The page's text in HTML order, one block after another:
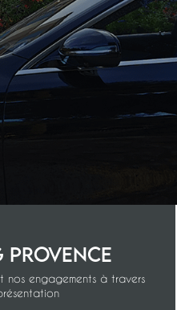
Provence
nos engagements à travers